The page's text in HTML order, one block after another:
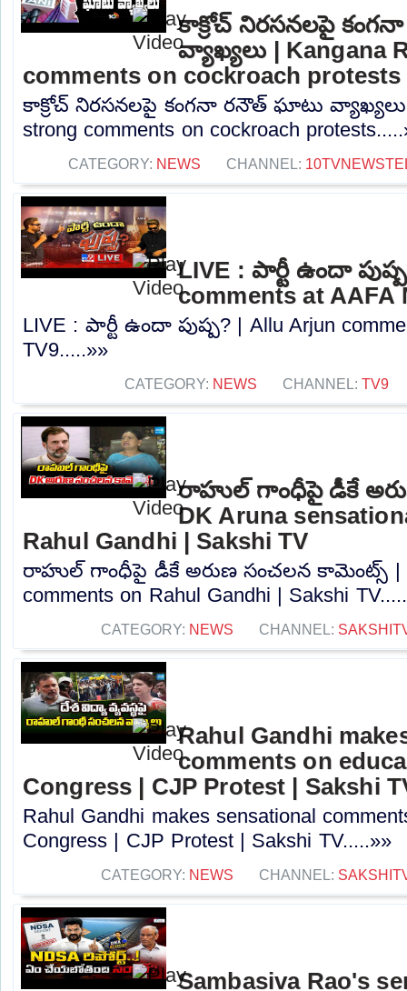
కాక్రోచ్ నిరసనలపై
వ్యాఖ్యలు | Kangana
comments on cockroach protests
కాక్రోచ్ నిరసనలపై కంగనా రనౌత్ ఘాటు వ్యాఖ్యలు |
strong comments on cockroach
CATEGORY: NEWS CHANNEL:
LIVE : పార్టీ ఉందా
comments at AAFA
LIVE : పార్టీ ఉందా పుష్ప? | Allu Arjun
TV9.....»»
CATEGORY: NEWS CHANNEL: TV9
రాహుల్ గాంధీపై డీకే
DK Aruna
Rahul Gandhi | Sakshi TV
రాహుల్ గాంధీపై డీకే అరుణ సంచలన కామెంట్స్ |
comments on Rahul Gandhi | Sakshi
CATEGORY: NEWS CHANNEL:
Rahul Gandhi
comments on
Congress | CJP Protest | Sakshi
Rahul Gandhi makes sensational
Congress | CJP Protest | Sakshi TV.....»»
CATEGORY: NEWS CHANNEL:
Sambasiva Rao's